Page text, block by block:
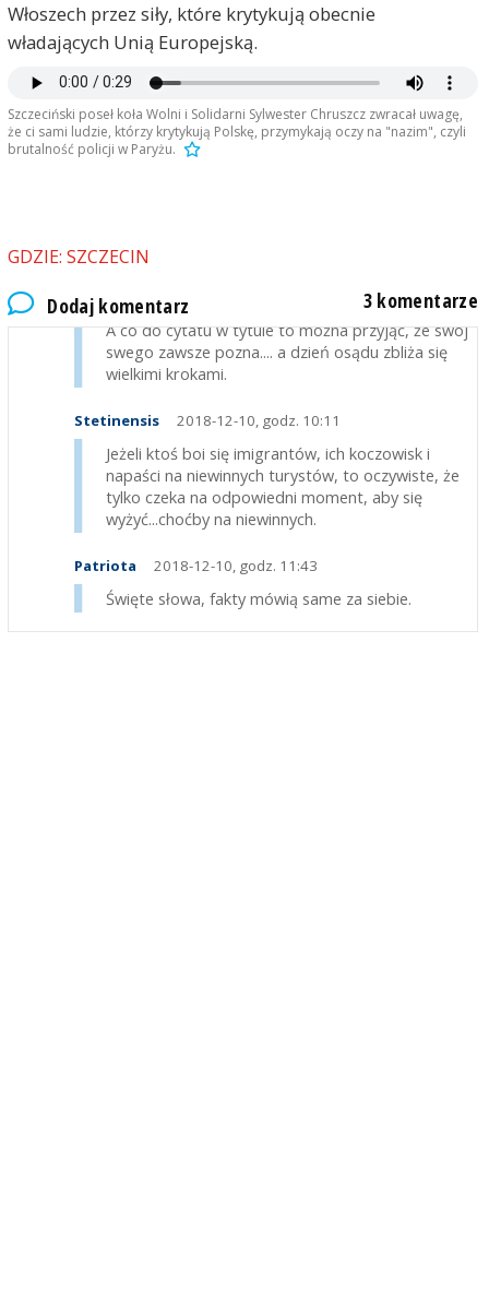
Włoszech przez siły, które krytykują obecnie
władających Unią Europejską.
Szczeciński poseł koła Wolni i Solidarni Sylwester Chruszcz zwracał uwagę,
że ci sami ludzie, którzy krytykują Polskę, przymykają oczy na "nazim", czyli
brutalność policji w Paryżu.
GDZIE: SZCZECIN
Dodaj komentarz 3 komentarze
Podpis 2018-12-10, godz. 09:49
Ten osobnik oczywiście nie zająknął się słowem, że
w naszej "wolnej" Polsce można zostać przez
Policję spałowanym za spacer z parasolką czy
niepełnosprawnym i ich opiekunom odbiera się
budynku.
A co do cytatu w tytule to można przyjąć, że swój
swego zawsze pozna.... a dzień osądu zbliża się
wielkimi krokami.
Stetinensis 2018-12-10, godz. 10:11
Jeżeli ktoś boi się imigrantów, ich koczowisk i
napaści na niewinnych turystów, to oczywiste, że
tylko czeka na odpowiedni moment, aby się
wyżyć...choćby na niewinnych.
Patriota 2018-12-10, godz. 11:43
Święte słowa, fakty mówią same za siebie.